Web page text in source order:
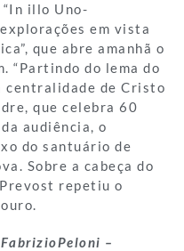
illo Uno-
em vista
que abre amanhã o
“Partindo do lema do
centralidade de Cristo
que celebra 60
audiência, o
do santuário de
Sobre a cabeça do
Prevost repetiu o
–